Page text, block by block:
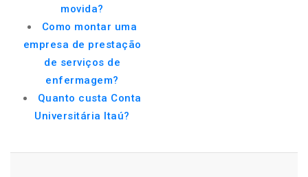
movida?
Como montar uma
empresa de prestação
de serviços de
enfermagem?
Quanto custa Conta
Universitária Itaú?